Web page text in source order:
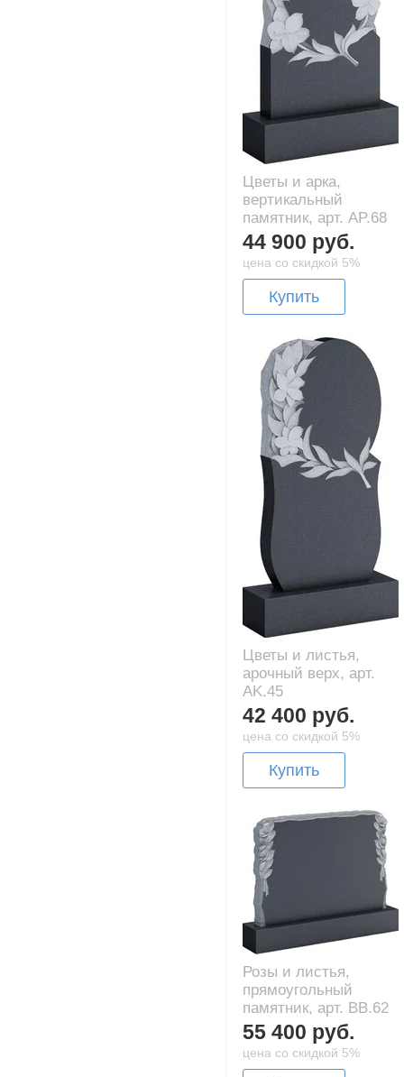
Цветы и арка,
вертикальный
памятник, арт. AP.68
44 900 руб.
цена со скидкой 5%
Купить
Цветы и листья,
арочный верх, арт.
AK.45
42 400 руб.
цена со скидкой 5%
Купить
Розы и листья,
прямоугольный
памятник, арт. BB.62
55 400 руб.
цена со скидкой 5%